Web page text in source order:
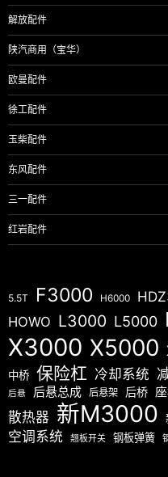
解放配件
陕汽商用（宝华）
欧曼配件
徐工配件
玉柴配件
东风配件
三一配件
红岩配件
5.5T F3000 H6000
HOWO L3000 L5000
X3000 X5000
中桥 保险杠 冷却系统
后悬 后悬总成 后悬架 后桥
散热器 新M3000
空调系统 翘板开关 钢板弹簧